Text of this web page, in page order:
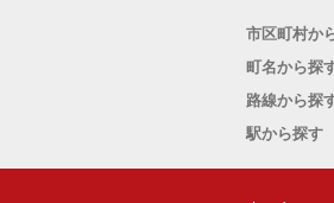
市区町村か
町名から探
路線から探
駅から探す